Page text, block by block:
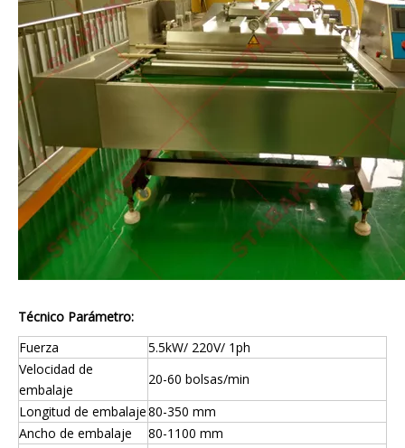
Técnico Parámetro:
Fuerza
5.5kW/ 220V/ 1ph
Velocidad de
embalaje
20-60 bolsas/min
Longitud de embalaje80-350 mm
Ancho de embalaje
80-1100 mm